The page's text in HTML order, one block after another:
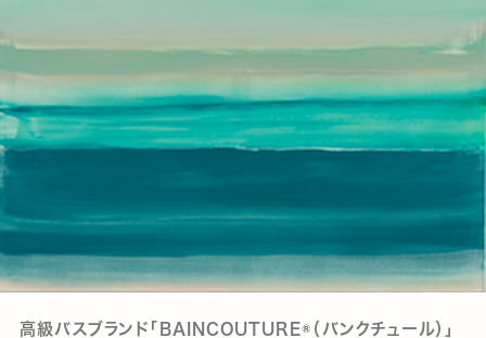
高級バスブランド「BAINCOUTURE®️（バンクチュール）」